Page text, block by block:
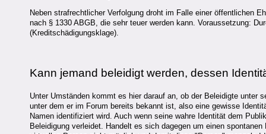
Neben strafrechtlicher Verfolgung droht im Falle einer öffentlichen
nach § 1330 ABGB, die sehr teuer werden kann. Voraussetzung:
(Kreditschädigungsklage).
Kann jemand beleidigt werden, dessen
Unter Umständen kommt es hier darauf an, ob der Beleidigte unter
unter dem er im Forum bereits bekannt ist, also eine gewisse
Namen identifiziert wird. Auch wenn seine wahre Identität dem
Beleidigung verleidet. Handelt es sich dagegen um einen